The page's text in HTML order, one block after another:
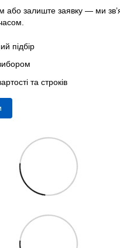
або залиште заявку — ми
підбір
та строків